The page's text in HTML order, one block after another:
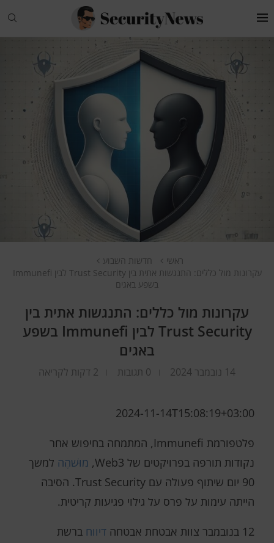
ראשי
חדשות השבוע
עקרונות מול כללים: התנגשות אתית בין Trust Security לבין Immunefi
בשפע באגים
עקרונות מול כללים: התנגשות אתית בין
Trust Security לבין Immunefi בשפע
באגים
14 נובמבר 2024 0 תגובות 2 דקות לקריאה
2024-11-14T15:08:19+03:00
פלטפורמת Immunefi, המתמחה בחיפוש אחר
נקודות תורפה בפרויקטים של Web3,
מוּשׁהֶה למשך
90 יום שיתוף פעולה עם Trust Security. הסיבה
הייתה עימות על פרס על גילוי פגיעות קריטית.
12 בנובמבר צוות אבטחת אבטחה דיווח ברשת